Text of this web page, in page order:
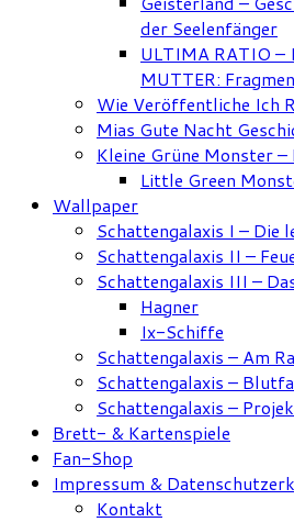
der Seelenfänger
ULTIMA RATIO –
MUTTER:
Wie Veröffentliche Ich
Mias Gute Nacht
Kleine Grüne Monster
Little Green
Wallpaper
Schattengalaxis I – Die
Schattengalaxis II –
Schattengalaxis III –
Hagner
Ix-Schiffe
Schattengalaxis – Am
Schattengalaxis –
Schattengalaxis –
Brett- & Kartenspiele
Fan-Shop
Impressum &
Kontakt